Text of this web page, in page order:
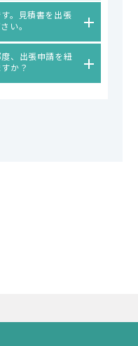
。見積書を出張
い。
、出張申請を紐
か？